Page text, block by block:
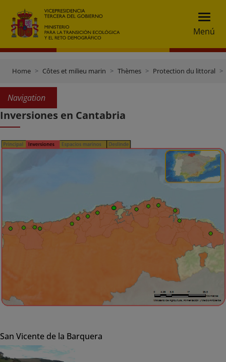
Menú
Home Côtes et milieu marin Thèmes Protection du littoral
Navigation
Inversiones en Cantabria
San Vicente de la Barquera